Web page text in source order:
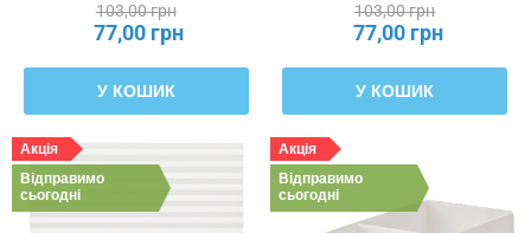
103,00 грн
77,00 грн
У КОШИК
103,00 грн
77,00 грн
У КОШИК
Акція
Відправимо
сьогодні
Акція
Відправимо
сьогодні